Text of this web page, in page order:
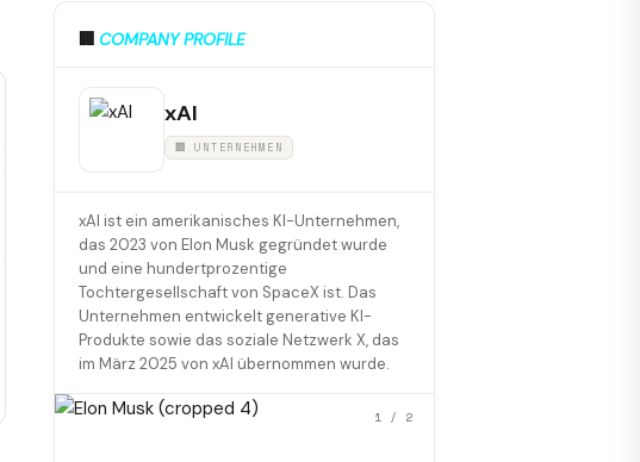
🏢 COMPANY PROFILE
xAI
🏢 UNTERNEHMEN
xAI ist ein amerikanisches KI-Unternehmen,
das 2023 von Elon Musk gegründet wurde
und eine hundertprozentige
Tochtergesellschaft von SpaceX ist. Das
Unternehmen entwickelt generative KI-
Produkte sowie das soziale Netzwerk X, das
im März 2025 von xAI übernommen wurde.
1 / 2